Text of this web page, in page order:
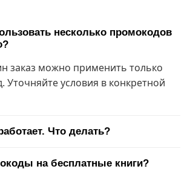
несколько промокодов
заказ можно применить только
Уточняйте условия в конкретной
Что делать?
на бесплатные книги?